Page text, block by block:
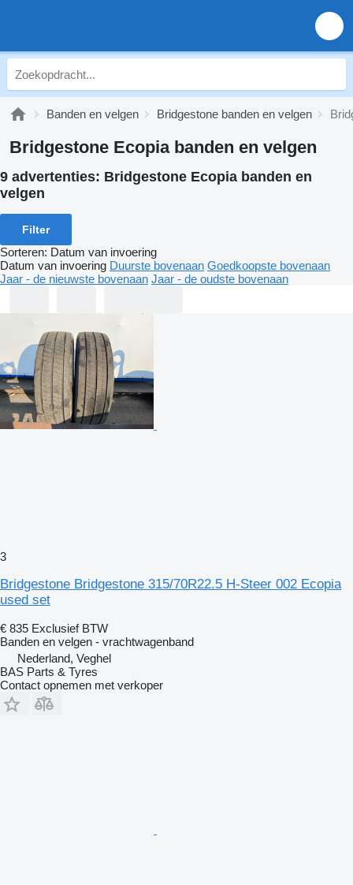
Banden en velgen Bridgestone banden en velgen
Bridgestone Ecopia banden en velgen
9 advertenties: Bridgestone Ecopia banden en
velgen
Filter
Sorteren: Datum van invoering
Datum van invoering Duurste bovenaan Goedkoopste bovenaan
Jaar - de nieuwste bovenaan Jaar - de oudste bovenaan
3
Bridgestone Bridgestone 315/70R22.5 H-Steer 002 Ecopia
used set
€ 835 Exclusief BTW
Banden en velgen - vrachtwagenband
Nederland, Veghel
BAS Parts & Tyres
Contact opnemen met verkoper